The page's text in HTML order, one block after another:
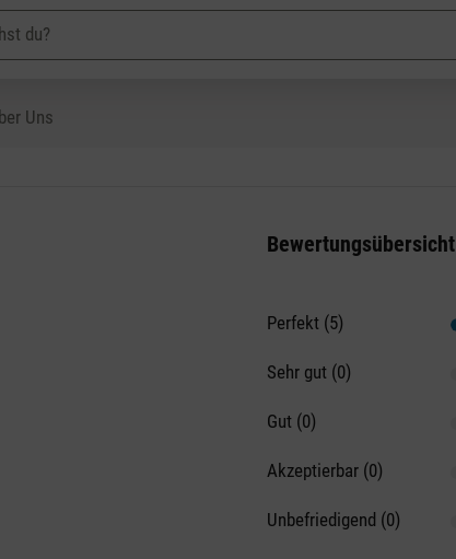
Uns
5 Sternen
Bewertungsübersicht
Perfekt (5)
Sehr gut (0)
Gut (0)
Akzeptierbar (0)
Unbefriedigend (0)